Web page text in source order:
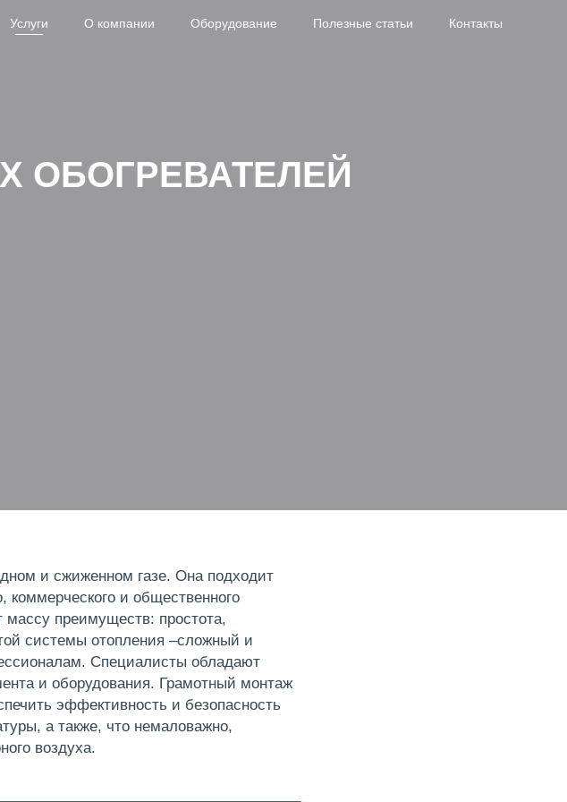
Услуги О компании Оборудование Полезные статьи Контакты
ОБОГРЕВАТЕЛЕЙ
и сжиженном газе. Она подходит
и общественного
массу преимуществ: простота,
системы отопления –сложный и
Специалисты обладают
и оборудования. Грамотный монтаж
эффективность и безопасность
а также, что немаловажно,
воздуха.